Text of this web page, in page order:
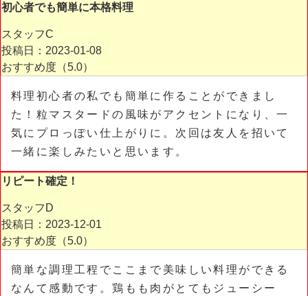
初心者でも簡単に本格料理
スタッフC
投稿日：2023-01-08
おすすめ度（5.0）
料理初心者の私でも簡単に作ることができまし
た！粒マスタードの風味がアクセントになり、一
気にプロっぽい仕上がりに。次回は友人を招いて
一緒に楽しみたいと思います。
リピート確定！
スタッフD
投稿日：2023-12-01
おすすめ度（5.0）
簡単な調理工程でここまで美味しい料理ができる
なんて感動です。鶏もも肉がとてもジューシー